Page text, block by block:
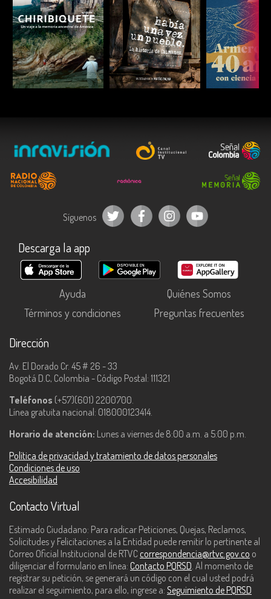
ESCUCHAR ESCUCHAR
Síguenos
Descarga la app
Ayuda
Quiénes Somos
Términos y condiciones
Preguntas frecuentes
Dirección
Av. El Dorado Cr. 45 # 26 - 33
Bogotá D.C, Colombia - Código Postal: 111321
Teléfonos (+57)(601) 2200700.
Línea gratuita nacional: 018000123414.
Horario de atención: Lunes a viernes de 8:00 a.m. a 5:00 p.m.
Política de privacidad y tratamiento de datos personales
Condiciones de uso
Accesibilidad
Contacto Virtual
Estimado Ciudadano: Para radicar Peticiones, Quejas, Reclamos,
Solicitudes y Felicitaciones a la Entidad puede remitir lo pertinente al
Correo Oficial Institucional de RTVC correspondencia@rtvc.gov.co o
diligenciar el formulario en línea: Contacto PQRSD. Al momento de
registrar su petición, se generará un código con el cual usted podrá
realizar el seguimiento, para ello, ingrese a: Seguimiento de PQRSD